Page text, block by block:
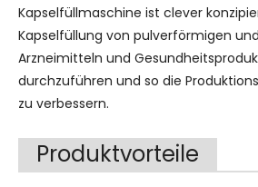
Kapselfüllmaschine ist clever
Kapselfüllung von pulverförmigen
Arzneimitteln und
durchzuführen und so die
zu verbessern.
Produktvorteile